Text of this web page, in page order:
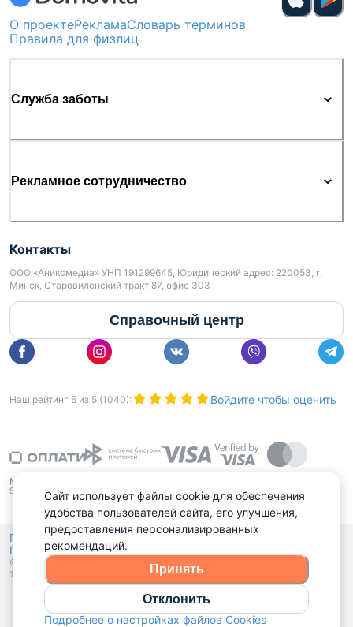
О проектеРекламаСловарь терминов
Правила для физлиц
Служба заботы
Рекламное сотрудничество
Контакты
ООО «Аниксмедиа» УНП 191299645, Юридический адрес: 220053, г.
Минск, Старовиленский тракт 87, офис 303
Справочный центр
Наш рейтинг 5 из 5 (1040): Войдите чтобы оценить
Политика конфиденциальности,
Политика обработки файлов куки
© 2015 - 2026, Domovita.by. Копирование материалов допускается
только при наличии активной ссылки.
Сайт использует файлы cookie для обеспечения
удобства пользователей сайта, его улучшения,
предоставления персонализированных
рекомендаций.
Принять
Отклонить
Подробнее о настройках файлов Cookies